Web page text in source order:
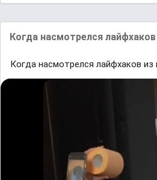
Когда насмотрелся
Когда насмотрелся лайфхаков из